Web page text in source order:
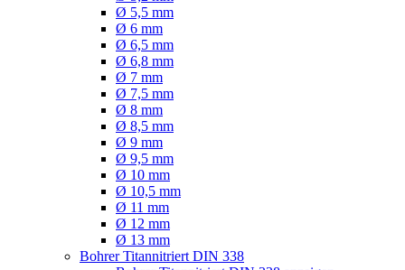
Ø 5,5 mm
Ø 6 mm
Ø 6,5 mm
Ø 6,8 mm
Ø 7 mm
Ø 7,5 mm
Ø 8 mm
Ø 8,5 mm
Ø 9 mm
Ø 9,5 mm
Ø 10 mm
Ø 10,5 mm
Ø 11 mm
Ø 12 mm
Ø 13 mm
Bohrer Titannitriert DIN 338